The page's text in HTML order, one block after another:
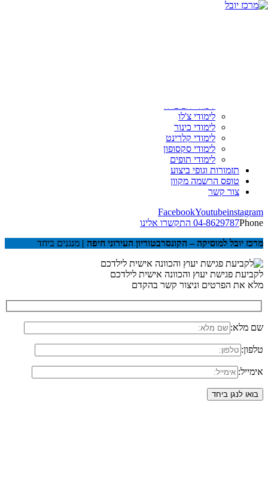
לימודי צ'לו
לימודי כינור
לימודי קלרינט
לימודי סקסופון
לימודי תופים
תזמורות וגופי ביצוע
טופס הרשמה מקוון
צור קשר
04-8629787 התקשרו אלינו
מרכז יובל למוסיקה – הקונסרבטוריון העירוני חיפה | מנגנים ביחד
לקביעת פגישת יעוץ והכוונה אישית לילדכם
מלא את הפרטים וניצור קשר בהקדם
שם מלא:
טלפון:
אימייל: